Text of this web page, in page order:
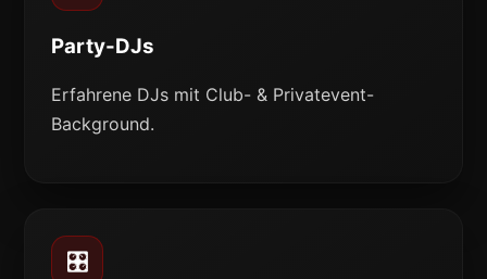
Party-DJs
Erfahrene DJs mit Club- & Privatevent-
Background.
🎛️